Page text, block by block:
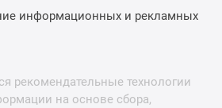
информационных и рекламных
рекомендательные технологии
на основе сбора,